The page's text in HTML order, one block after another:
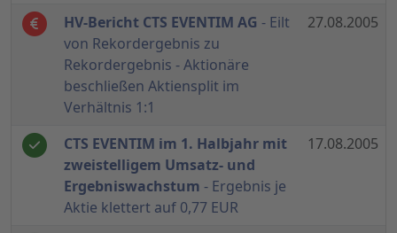
HV-Bericht CTS EVENTIM AG - Eilt
von Rekordergebnis zu
Rekordergebnis - Aktionäre
beschließen Aktiensplit im
Verhältnis 1:1
27.08.2005
CTS EVENTIM im 1. Halbjahr mit
zweistelligem Umsatz- und
Ergebniswachstum - Ergebnis je
Aktie klettert auf 0,77 EUR
17.08.2005